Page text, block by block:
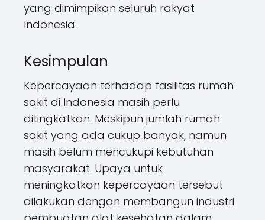
yang dimimpikan seluruh rakyat
Indonesia.
Kesimpulan
Kepercayaan terhadap fasilitas rumah
sakit di Indonesia masih perlu
ditingkatkan. Meskipun jumlah rumah
sakit yang ada cukup banyak, namun
masih belum mencukupi kebutuhan
masyarakat. Upaya untuk
meningkatkan kepercayaan tersebut
dilakukan dengan membangun industri